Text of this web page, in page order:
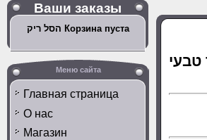
Ваши заказы
הסל ריק Корзина пуста
Меню сайта
Главная страница
О нас
Магазин